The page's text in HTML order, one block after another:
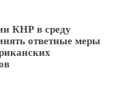
КНР в среду
ответные меры